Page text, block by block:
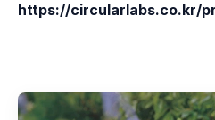
https://circularlabs.co.kr/